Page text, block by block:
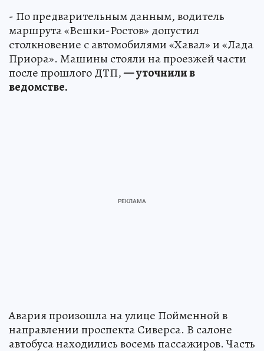
- По предварительным данным, водитель
маршрута «Вешки-Ростов» допустил
столкновение с автомобилями «Хавал» и «Лада
Приора». Машины стояли на проезжей части
после прошлого ДТП,— уточнили в
ведомстве.
Авария произошла на улице Пойменной в
направлении проспекта Сиверса. В салоне
автобуса находились восемь пассажиров. Часть